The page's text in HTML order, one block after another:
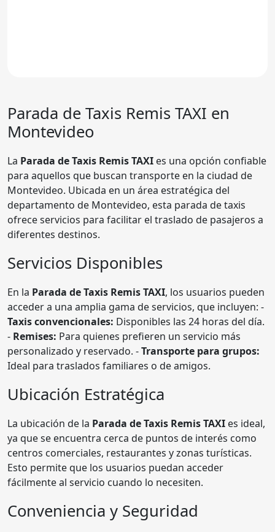
Parada de Taxis Remis TAXI en
Montevideo
La Parada de Taxis Remis TAXI es una opción confiable
para aquellos que buscan transporte en la ciudad de
Montevideo. Ubicada en un área estratégica del
departamento de Montevideo, esta parada de taxis
ofrece servicios para facilitar el traslado de pasajeros a
diferentes destinos.
Servicios Disponibles
En la Parada de Taxis Remis TAXI, los usuarios pueden
acceder a una amplia gama de servicios, que incluyen: -
Taxis convencionales: Disponibles las 24 horas del día.
- Remises: Para quienes prefieren un servicio más
personalizado y reservado. -Transporte para grupos:
Ideal para traslados familiares o de amigos.
Ubicación Estratégica
La ubicación de la Parada de Taxis Remis TAXI es ideal,
ya que se encuentra cerca de puntos de interés como
centros comerciales, restaurantes y zonas turísticas.
Esto permite que los usuarios puedan acceder
fácilmente al servicio cuando lo necesiten.
Conveniencia y Seguridad